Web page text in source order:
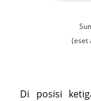
(eset
Di posisi